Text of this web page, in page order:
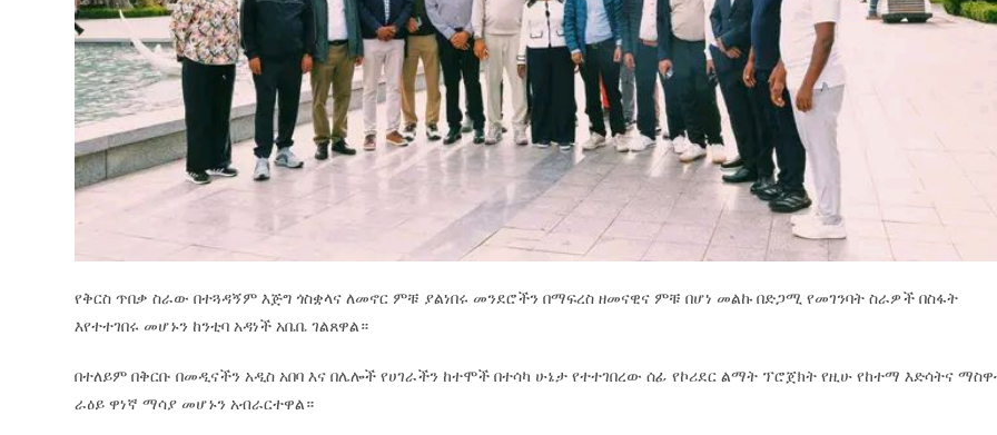
የቅርስ ጥበቃ ስራው በተጓዳኝም እጅግ ጎስቋላና ለመኖር ምቹ ያልነበሩ መንደሮችን በማፍረስ ዘመናዊና ምቹ በሆነ መልኩ በድጋሚ የመገንባት ስራዎች በስፋት
እየተተገበሩ መሆኑን ከንቲባ አዳነች አቤቤ ገልጸዋል።
በተለይም በቅርቡ በመዲናችን አዲስ አበባ እና በሌሎች የሀገራችን ከተሞች በተሳካ ሁኔታ የተተገበረው ሰፊ የኮሪደር ልማት ፕሮጀክት የዚሁ የከተማ እድሳትና
ራዕይ ዋነኛ ማሳያ መሆኑን አብራርተዋል።